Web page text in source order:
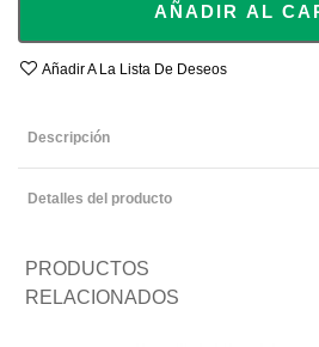
AÑADIR AL
Añadir A La Lista De Deseos
Descripción
Detalles del producto
PRODUCTOS
RELACIONADOS